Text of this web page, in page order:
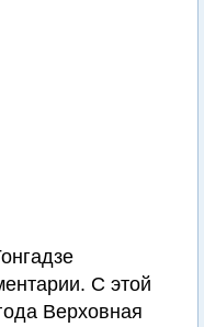
С этой
Верховная